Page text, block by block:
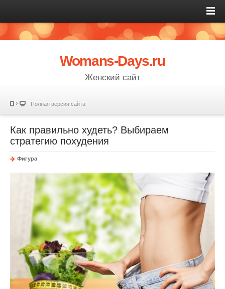
Womans-Days.ru
Женский сайт
Полная версия сайта
Как правильно худеть? Выбираем
стратегию похудения
Фигура